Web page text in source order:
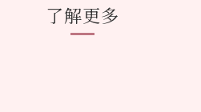
了解更多